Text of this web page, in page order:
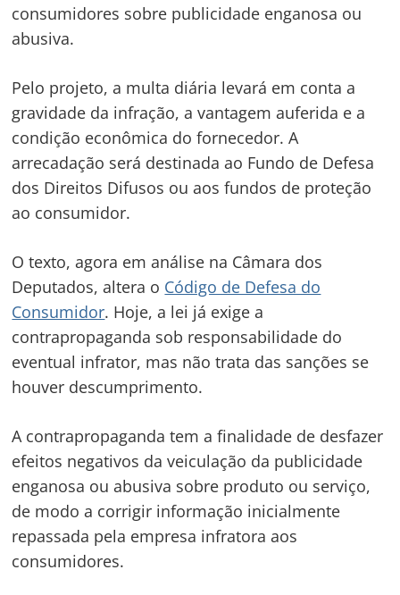
consumidores sobre publicidade enganosa ou
abusiva.
Pelo projeto, a multa diária levará em conta a
gravidade da infração, a vantagem auferida e a
condição econômica do fornecedor. A
arrecadação será destinada ao Fundo de Defesa
dos Direitos Difusos ou aos fundos de proteção
ao consumidor.
O texto, agora em análise na Câmara dos
Deputados, altera o Código de Defesa do
Consumidor. Hoje, a lei já exige a
contrapropaganda sob responsabilidade do
eventual infrator, mas não trata das sanções se
houver descumprimento.
A contrapropaganda tem a finalidade de desfazer
efeitos negativos da veiculação da publicidade
enganosa ou abusiva sobre produto ou serviço,
de modo a corrigir informação inicialmente
repassada pela empresa infratora aos
consumidores.
Navegação
de
Post